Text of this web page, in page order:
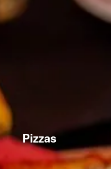
Pizzas